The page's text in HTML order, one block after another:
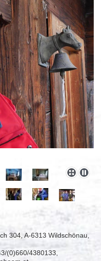
304, A-6313 Wildschönau,
(0)660/4380133,